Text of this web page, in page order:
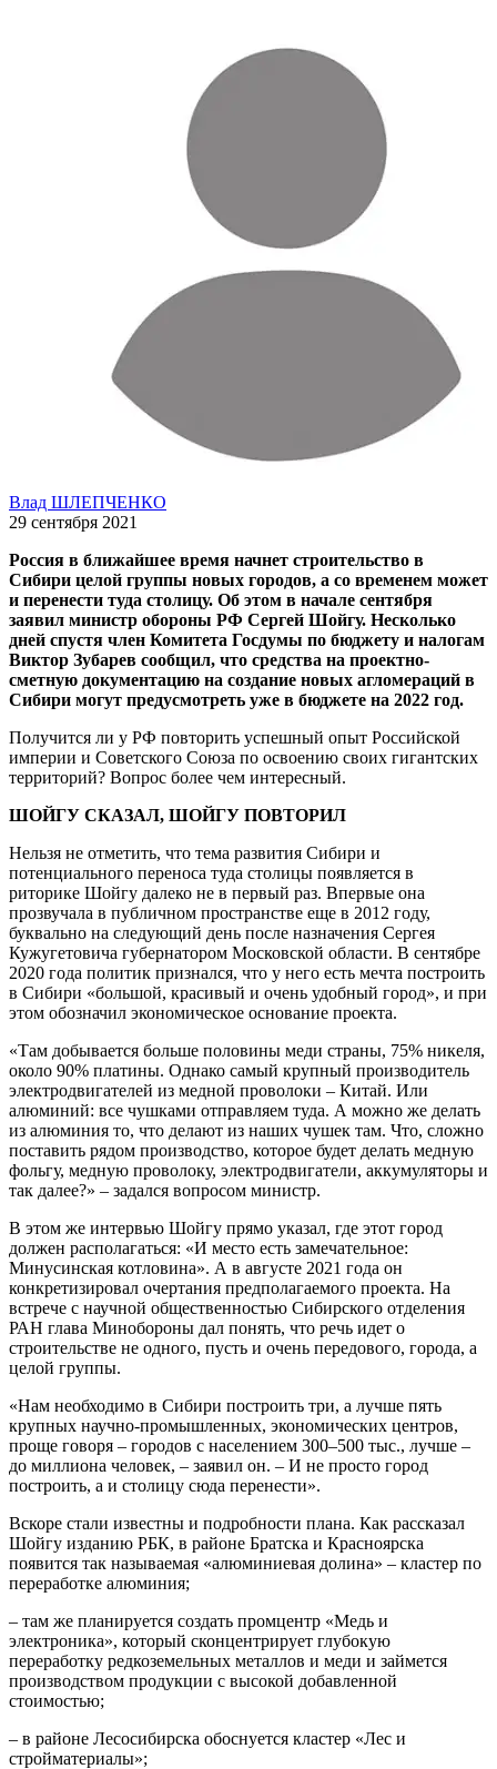
Влад ШЛЕПЧЕНКО
29 сентября 2021
Россия в ближайшее время начнет строительство в
Сибири целой группы новых городов, а со временем может
и перенести туда столицу. Об этом в начале сентября
заявил министр обороны РФ Сергей Шойгу. Несколько
дней спустя член Комитета Госдумы по бюджету и налогам
Виктор Зубарев сообщил, что средства на проектно-
сметную документацию на создание новых агломераций в
Сибири могут предусмотреть уже в бюджете на 2022 год.
Получится ли у РФ повторить успешный опыт Российской
империи и Советского Союза по освоению своих гигантских
территорий? Вопрос более чем интересный.
ШОЙГУ СКАЗАЛ, ШОЙГУ ПОВТОРИЛ
Нельзя не отметить, что тема развития Сибири и
потенциального переноса туда столицы появляется в
риторике Шойгу далеко не в первый раз. Впервые она
прозвучала в публичном пространстве еще в 2012 году,
буквально на следующий день после назначения Сергея
Кужугетовича губернатором Московской области. В сентябре
2020 года политик признался, что у него есть мечта построить
в Сибири «большой, красивый и очень удобный город», и при
этом обозначил экономическое основание проекта.
«Там добывается больше половины меди страны, 75% никеля,
около 90% платины. Однако самый крупный производитель
электродвигателей из медной проволоки – Китай. Или
алюминий: все чушками отправляем туда. А можно же делать
из алюминия то, что делают из наших чушек там. Что, сложно
поставить рядом производство, которое будет делать медную
фольгу, медную проволоку, электродвигатели, аккумуляторы и
так далее?» – задался вопросом министр.
В этом же интервью Шойгу прямо указал, где этот город
должен располагаться: «И место есть замечательное:
Минусинская котловина». А в августе 2021 года он
конкретизировал очертания предполагаемого проекта. На
встрече с научной общественностью Сибирского отделения
РАН глава Минобороны дал понять, что речь идет о
строительстве не одного, пусть и очень передового, города, а
целой группы.
«Нам необходимо в Сибири построить три, а лучше пять
крупных научно-промышленных, экономических центров,
проще говоря – городов с населением 300–500 тыс., лучше –
до миллиона человек, – заявил он. – И не просто город
построить, а и столицу сюда перенести».
Вскоре стали известны и подробности плана. Как рассказал
Шойгу изданию РБК, в районе Братска и Красноярска
появится так называемая «алюминиевая долина» – кластер по
переработке алюминия;
– там же планируется создать промцентр «Медь и
электроника», который сконцентрирует глубокую
переработку редкоземельных металлов и меди и займется
производством продукции с высокой добавленной
стоимостью;
– в районе Лесосибирска обоснуется кластер «Лес и
стройматериалы»;